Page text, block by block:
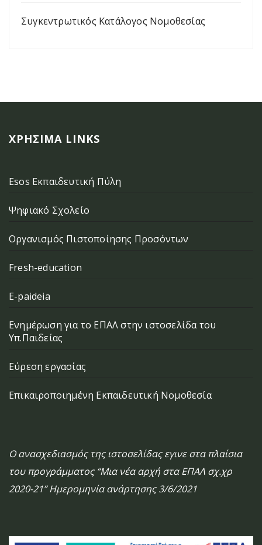
Συγκεντρωτικός Κατάλογος Νομοθεσίας
ΧΡΉΣΙΜΑ LINKS
Esos Εκπαιδευτική Πύλη
Ψηφιακό Σχολείο
Οργανισμός Πιστοποίησης Προσόντων
Fresh-education
E-paideia
Ενημέρωση για το ΕΠΑΛ στην ιστοσελίδα του
Υπ.Παιδείας
Εύρεση εργασίας
Επικαιροποιημένη Εκπαιδευτική Νομοθεσία
Ο ανασχεδιασμός της ιστοσελίδας εγινε στα πλαίσια
του προγράμματος “Μια νέα αρχή στα ΕΠΑΛ σχ.χρ
2020-21” Ημερομηνία ανάρτησης 3/6/2021